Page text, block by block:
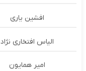
افشین یاری
الیاس افتخاری نژاد
امير همايون